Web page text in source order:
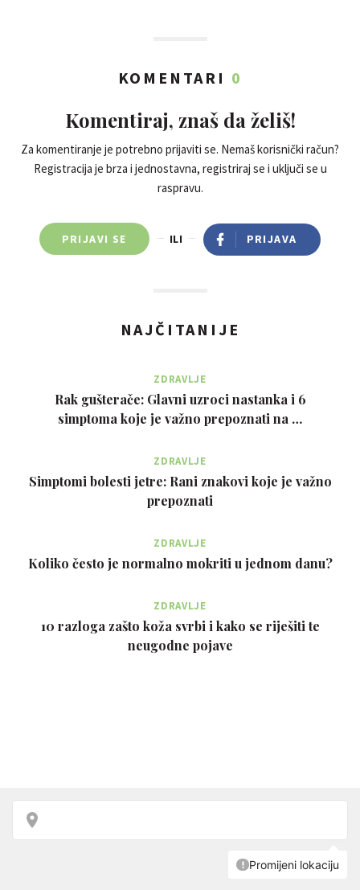
KOMENTARI 0
Komentiraj, znaš da želiš!
Za komentiranje je potrebno prijaviti se. Nemaš korisnički račun?
Registracija je brza i jednostavna, registriraj se i uključi se u
raspravu.
PRIJAVI SE ILI PRIJAVA
NAJČITANIJE
ZDRAVLJE
Rak gušterače: Glavni uzroci nastanka i 6
simptoma koje je važno prepoznati na …
ZDRAVLJE
Simptomi bolesti jetre: Rani znakovi koje je važno
prepoznati
ZDRAVLJE
Koliko često je normalno mokriti u jednom danu?
ZDRAVLJE
10 razloga zašto koža svrbi i kako se riješiti te
neugodne pojave